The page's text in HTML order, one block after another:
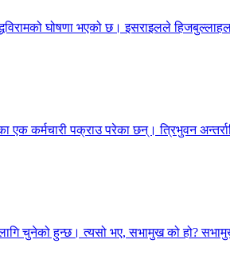
घोषणा भएको छ। इसराइलले
कर्मचारी पक्राउ परेका छन्। त्रिभुवन
चुनेको हुन्छ। त्यसो भए, सभामुख को हो?